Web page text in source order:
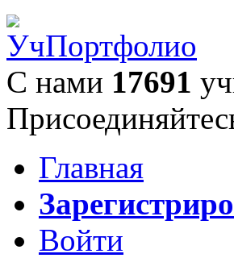
С нами 17691
Главная
Войти